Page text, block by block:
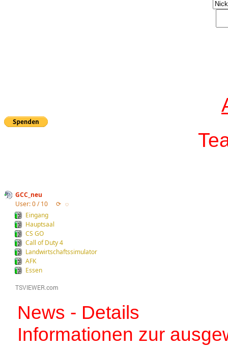
T
GCC_neu
User: 0 / 10
⟳ ◌
Eingang
Hauptsaal
CS GO
Call of Duty 4
Landwirtschaftssimulator
AFK
Essen
News - Details
Informationen zur